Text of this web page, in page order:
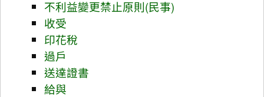
不利益變更禁止原則(民事)
收受
印花稅
過戶
送達證書
給與